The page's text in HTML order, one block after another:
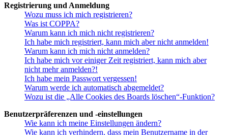
Registrierung und Anmeldung
Wozu muss ich mich registrieren?
Was ist COPPA?
Warum kann ich mich nicht registrieren?
Ich habe mich registriert, kann mich aber nicht anmelden!
Warum kann ich mich nicht anmelden?
Ich habe mich vor einiger Zeit registriert, kann mich aber
nicht mehr anmelden?!
Ich habe mein Passwort vergessen!
Warum werde ich automatisch abgemeldet?
Wozu ist die „Alle Cookies des Boards löschen“-Funktion?
Benutzerpräferenzen und -einstellungen
Wie kann ich meine Einstellungen ändern?
Wie kann ich verhindern, dass mein Benutzername in der